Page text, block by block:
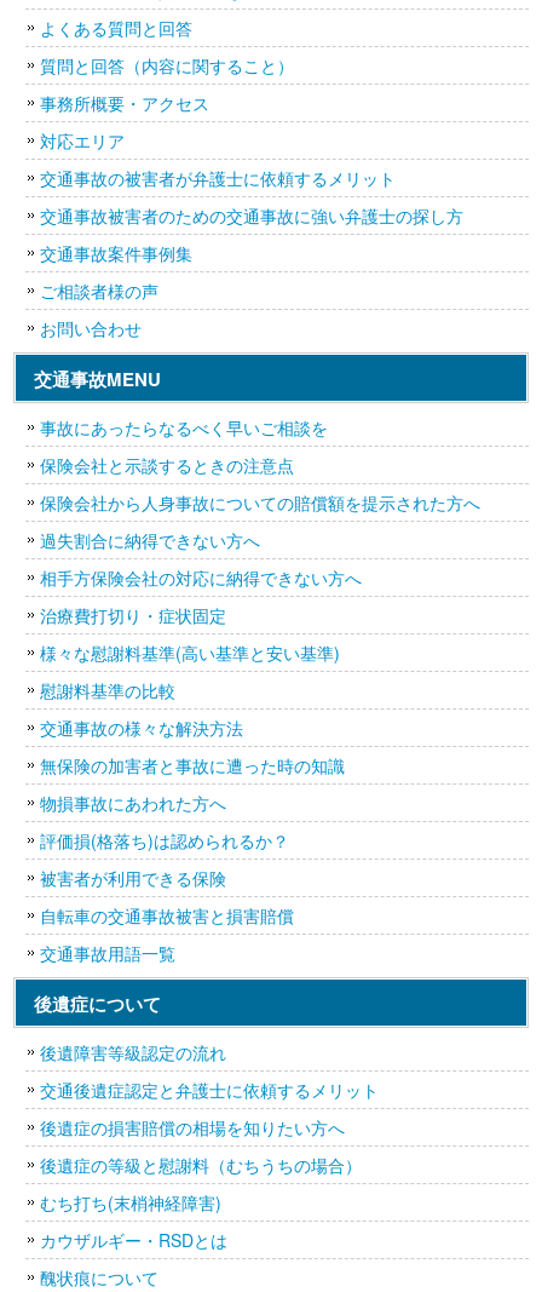
よくある質問と回答
質問と回答（内容に関すること）
事務所概要・アクセス
対応エリア
交通事故の被害者が弁護士に依頼するメリット
交通事故被害者のための交通事故に強い弁護士の探し方
交通事故案件事例集
ご相談者様の声
お問い合わせ
交通事故MENU
事故にあったらなるべく早いご相談を
保険会社と示談するときの注意点
保険会社から人身事故についての賠償額を提示された方へ
過失割合に納得できない方へ
相手方保険会社の対応に納得できない方へ
治療費打切り・症状固定
様々な慰謝料基準(高い基準と安い基準)
慰謝料基準の比較
交通事故の様々な解決方法
無保険の加害者と事故に遭った時の知識
物損事故にあわれた方へ
評価損(格落ち)は認められるか？
被害者が利用できる保険
自転車の交通事故被害と損害賠償
交通事故用語一覧
後遺症について
後遺障害等級認定の流れ
交通後遺症認定と弁護士に依頼するメリット
後遺症の損害賠償の相場を知りたい方へ
後遺症の等級と慰謝料（むちうちの場合）
むち打ち(末梢神経障害)
カウザルギー・RSDとは
醜状痕について